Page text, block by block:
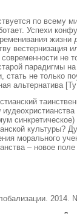
по
Успехи
не
парадигмы
не только
альтернатива
культуры?
морального
– новое поле
2014.